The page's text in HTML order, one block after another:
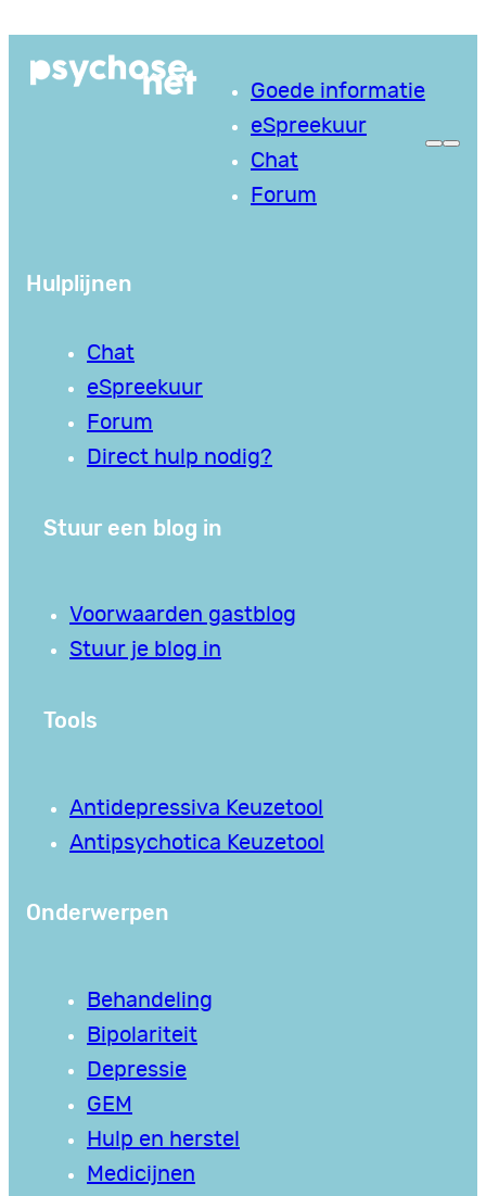
naar
Goede informatie
eSpreekuur
Chat
Forum
Hulplijnen
Chat
eSpreekuur
Forum
Direct hulp nodig?
Stuur een blog in
Voorwaarden gastblog
Stuur je blog in
Tools
Antidepressiva Keuzetool
Antipsychotica Keuzetool
Onderwerpen
Behandeling
Bipolariteit
Depressie
GEM
Hulp en herstel
Medicijnen